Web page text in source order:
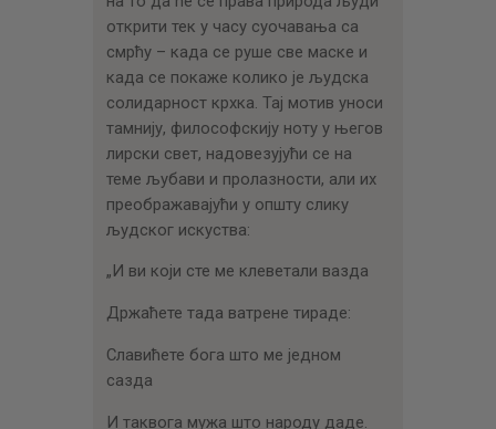
открити тек у часу суочавања са
смрћу – када се руше све маске и
када се покаже колико је људска
солидарност крхка. Тај мотив уноси
тамнију, философскију ноту у његов
лирски свет, надовезујући се на
теме љубави и пролазности, али их
преображавајући у општу слику
људског искуства:
„И ви који сте ме клеветали вазда
Држаћете тада ватрене тираде:
Славићете бога што ме једном
сазда
И таквога мужа што народу даде.